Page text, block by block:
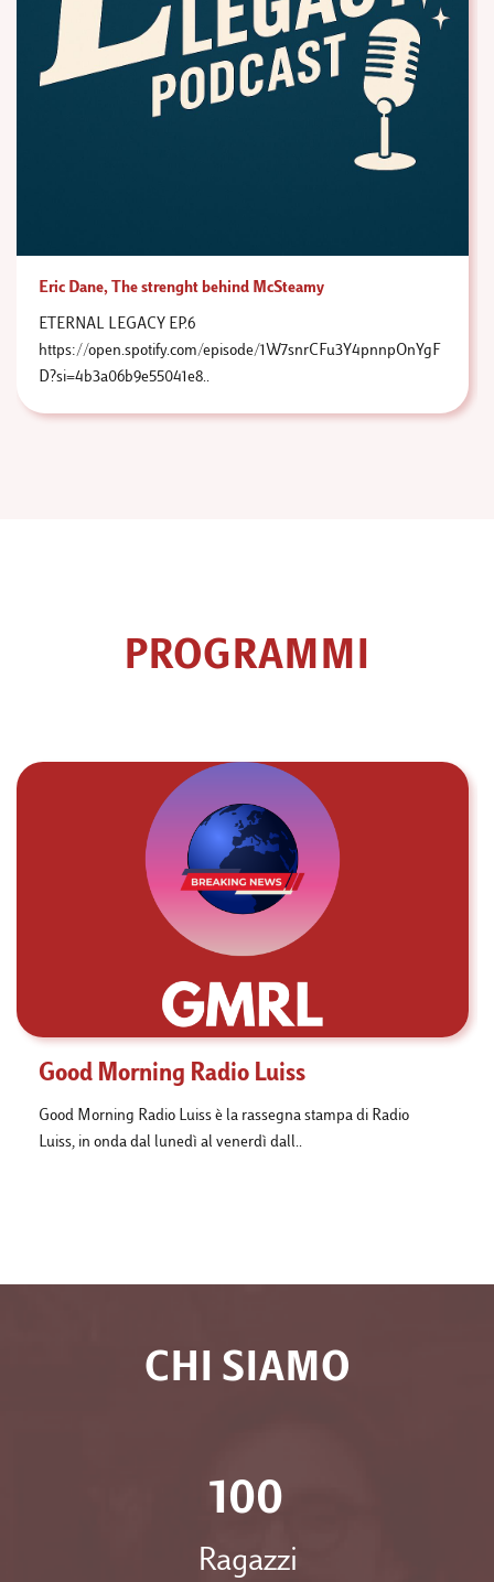
Eric Dane, The strenght behind McSteamy
ETERNAL LEGACY EP.6
https://open.spotify.com/episode/1W7snrCFu3Y4pnnpOnYgF
D?si=4b3a06b9e55041e8..
PROGRAMMI
Good Morning Radio Luiss
Good Morning Radio Luiss è la rassegna stampa di Radio
Luiss, in onda dal lunedì al venerdì dall..
CHI SIAMO
100
Ragazzi